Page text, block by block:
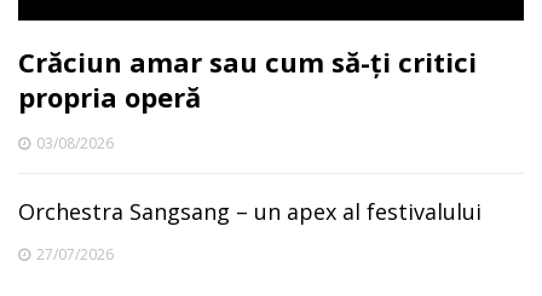
Crăciun amar sau cum să-ți critici
propria operă
03/08/2026
Orchestra Sangsang – un apex al festivalului
27/07/2026